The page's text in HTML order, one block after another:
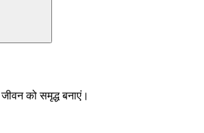
को समृद्ध बनाएं।